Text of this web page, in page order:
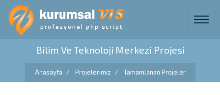
Bilim Ve Teknoloji Merkezi Projesi
Anasayfa Projelerimiz Tamamlanan Projeler